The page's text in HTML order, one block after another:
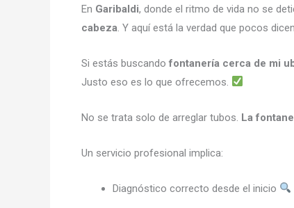
En Garibaldi, donde el ritmo de vida no se
cabeza . Y aquí está la verdad que pocos
Si estás buscandofontanería cerca de mi
Justo eso es lo que ofrecemos.
No se trata solo de arreglar tubos. La
Un servicio profesional implica:
Diagnóstico correcto desde el inicio